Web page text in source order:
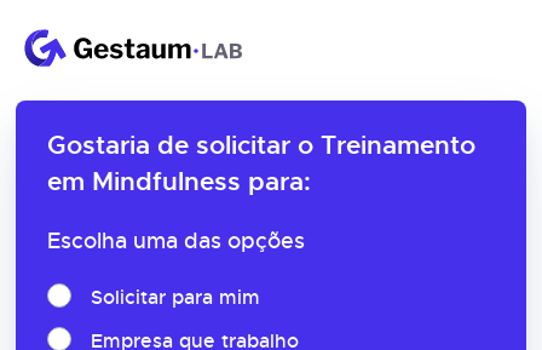
Gostaria de solicitar o Treinamento
em Mindfulness para:
Escolha uma das opções
Solicitar para mim
Empresa que trabalho